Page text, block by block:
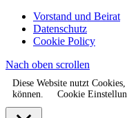
Vorstand und Beirat
Datenschutz
Cookie Policy
Nach oben scrollen
Diese Website nutzt
können.
Cookie